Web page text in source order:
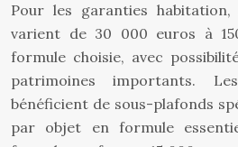
Pour les garanties
varient de 30 000 euros à
formule choisie, avec
patrimoines importants.
bénéficient de sous-plafonds
par objet en formule